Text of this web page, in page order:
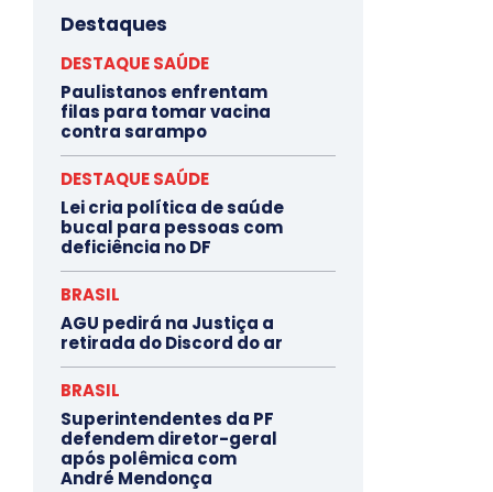
Destaques
DESTAQUE SAÚDE
Paulistanos enfrentam
filas para tomar vacina
contra sarampo
DESTAQUE SAÚDE
Lei cria política de saúde
bucal para pessoas com
deficiência no DF
BRASIL
AGU pedirá na Justiça a
retirada do Discord do ar
BRASIL
Superintendentes da PF
defendem diretor-geral
após polêmica com
André Mendonça